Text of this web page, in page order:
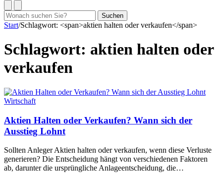
Suchen
nach:
Suchen
Start/Schlagwort: <span>aktien halten oder verkaufen</span>
Schlagwort: aktien halten oder
verkaufen
Wirtschaft
Aktien Halten oder Verkaufen? Wann sich der
Ausstieg Lohnt
Sollten Anleger Aktien halten oder verkaufen, wenn diese Verluste
generieren? Die Entscheidung hängt von verschiedenen Faktoren
ab, darunter die ursprüngliche Anlageentscheidung, die…